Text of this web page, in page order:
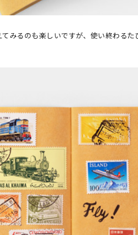
みるのも楽しいですが、使い終わる